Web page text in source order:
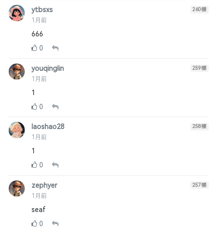
ytbsxs
1月前
260楼
666
0
youqinglin
1月前
259楼
1
0
laoshao28
1月前
258楼
1
0
zephyer
1月前
257楼
seaf
0